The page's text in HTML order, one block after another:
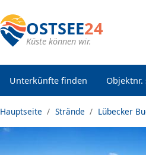
OSTSEE24
Küste können wir.
Unterkünfte finden Objektnr.
Hauptseite Strände Lübecker